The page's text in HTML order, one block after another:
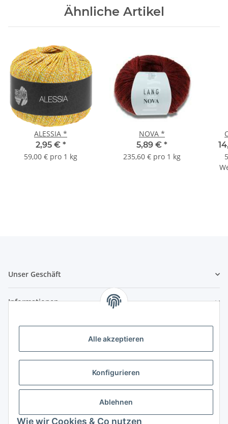
Alle akzeptieren
Konfigurieren
Ablehnen
Wie wir Cookies & Co nutzen
Ähnliche Artikel
ALESSIA *
2,95 € *
59,00 € pro 1 kg
NOVA *
5,89 € *
235,60 € pro 1 kg
Unser Geschäft
Informationen
Zahlungsmöglichkeiten
Vorkasse (per Bank-Überweisung)
PayPal
Kreditkarte
Banklastschrift